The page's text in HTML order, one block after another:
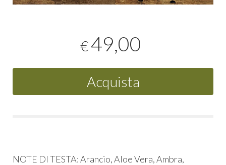
€49,00
Acquista
NOTE DI TESTA: Arancio, Aloe Vera, Ambra,